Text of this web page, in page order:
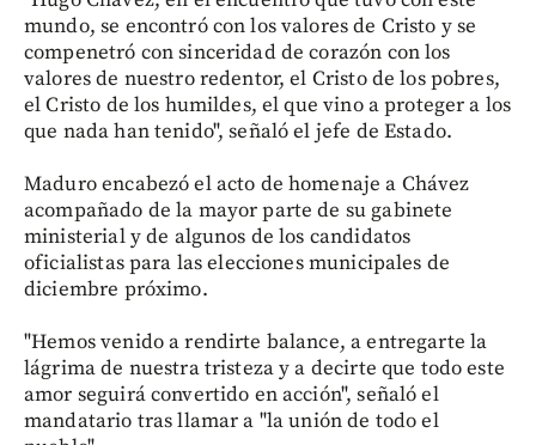
mundo, se encontró con los valores de Cristo y se
compenetró con sinceridad de corazón con los
valores de nuestro redentor, el Cristo de los pobres,
el Cristo de los humildes, el que vino a proteger a los
que nada han tenido", señaló el jefe de Estado.
Maduro encabezó el acto de homenaje a Chávez
acompañado de la mayor parte de su gabinete
ministerial y de algunos de los candidatos
oficialistas para las elecciones municipales de
diciembre próximo.
"Hemos venido a rendirte balance, a entregarte la
lágrima de nuestra tristeza y a decirte que todo este
amor seguirá convertido en acción", señaló el
mandatario tras llamar a "la unión de todo el